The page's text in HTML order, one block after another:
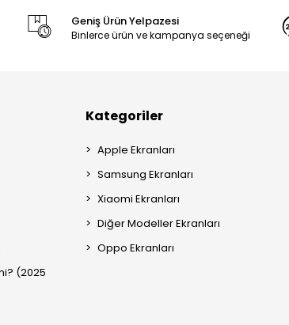
ile birlikte hazır olarak sunulan ekran türüdür.
ve güvenli bir montaj çözümü sunar.
yakın görüntü ve dokunmatik performansı sunan
Geniş Ürün Yelpazesi
Binlerce ürün ve kampanya seçeneği
(2025
Kategoriler
Apple Ekranları
Samsung Ekranları
Xiaomi Ekranları
Diğer Modeller Ekranları
Oppo Ekranları